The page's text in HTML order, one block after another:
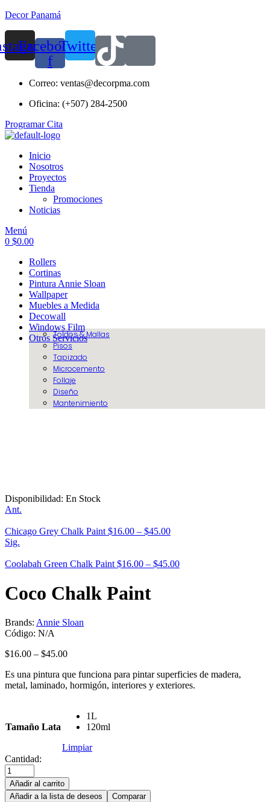
Decor Panamá
Facebook-
f
Twitter
Correo: ventas@decorpma.com
Oficina: (+507) 284-2500
Programar Cita
Inicio
Nosotros
Proyectos
Tienda
Promociones
Noticias
Menú
0 $0.00
Rollers
Cortinas
Pintura Annie Sloan
Wallpaper
Muebles a Medida
Decowall
Windows Film
Otros Servicios
Toldos & Mallas
Pisos
Tapizado
Microcemento
Follaje
Diseño
Mantenimiento
Disponibilidad: En Stock
Ant.
Chicago Grey Chalk Paint $16.00 – $45.00
Sig.
Coolabah Green Chalk Paint $16.00 – $45.00
Coco Chalk Paint
Brands: Annie Sloan
Código: N/A
$16.00 – $45.00
Es una pintura que funciona para pintar superficies de madera,
metal, laminado, hormigón, interiores y exteriores.
Tamaño Lata
1L
120ml
Limpiar
Cantidad:
Añadir al carrito
Añadir a la lista de deseos
Comparar